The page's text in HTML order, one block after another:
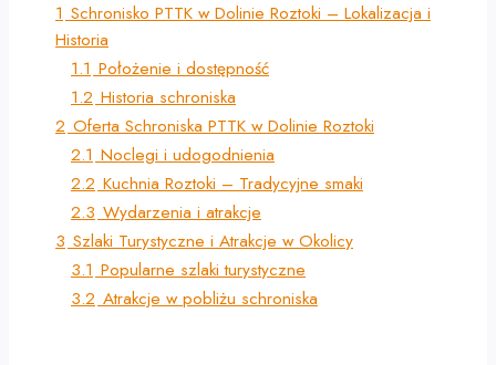
1 Schronisko PTTK w Dolinie Roztoki – Lokalizacja i
Historia
1.1 Położenie i dostępność
1.2 Historia schroniska
2 Oferta Schroniska PTTK w Dolinie Roztoki
2.1 Noclegi i udogodnienia
2.2 Kuchnia Roztoki – Tradycyjne smaki
2.3 Wydarzenia i atrakcje
3 Szlaki Turystyczne i Atrakcje w Okolicy
3.1 Popularne szlaki turystyczne
3.2 Atrakcje w pobliżu schroniska